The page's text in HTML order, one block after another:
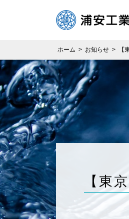
ホーム > お知らせ > 【
【東